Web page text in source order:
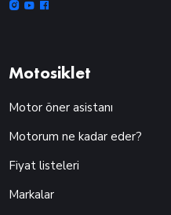
Motosiklet
Motor öner asistanı
Motorum ne kadar eder?
Fiyat listeleri
Markalar